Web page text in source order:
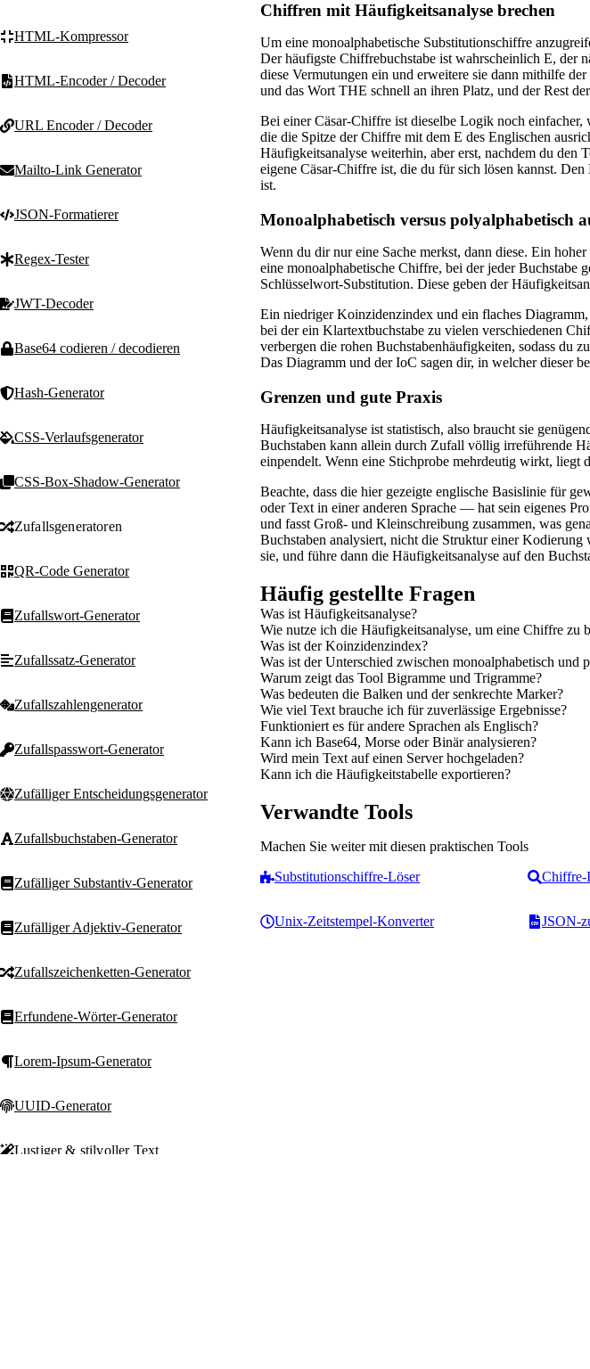
HTML-Kompressor
HTML-Encoder / Decoder
URL Encoder / Decoder
Mailto-Link Generator
JSON-Formatierer
Regex-Tester
JWT-Decoder
Base64 codieren / decodieren
Hash-Generator
CSS-Verlaufsgenerator
CSS-Box-Shadow-Generator
Zufallsgeneratoren
QR-Code Generator
Zufallswort-Generator
Zufallssatz-Generator
Zufallszahlengenerator
Zufallspasswort-Generator
Zufälliger Entscheidungsgenerator
Zufallsbuchstaben-Generator
Zufälliger Substantiv-Generator
Zufälliger Adjektiv-Generator
Zufallszeichenketten-Generator
Erfundene-Wörter-Generator
Lorem-Ipsum-Generator
UUID-Generator
Lustiger & stilvoller Text
Chiffren mit Häufigkeitsanalyse brechen
Um eine monoalphabetische Substitutionschiffre
Der häufigste Chiffrebuchstabe ist wahrscheinlich E, der
diese Vermutungen ein und erweitere sie dann mithilfe
und das Wort THE schnell an ihren Platz, und der Rest
Bei einer Cäsar-Chiffre ist dieselbe Logik noch
die die Spitze der Chiffre mit dem E des Englischen
Häufigkeitsanalyse weiterhin, aber erst, nachdem du den
eigene Cäsar-Chiffre ist, die du für sich lösen kannst.
ist.
Monoalphabetisch versus polyalphabetisch
Wenn du dir nur eine Sache merkst, dann diese. Ein
eine monoalphabetische Chiffre, bei der jeder
Schlüsselwort-Substitution. Diese geben der
Ein niedriger Koinzidenzindex und ein flaches
bei der ein Klartextbuchstabe zu vielen verschiedenen
verbergen die rohen Buchstabenhäufigkeiten, sodass du
Das Diagramm und der IoC sagen dir, in welcher dieser
Grenzen und gute Praxis
Häufigkeitsanalyse ist statistisch, also braucht sie
Buchstaben kann allein durch Zufall völlig irreführende
einpendelt. Wenn eine Stichprobe mehrdeutig wirkt, liegt
Beachte, dass die hier gezeigte englische Basislinie für
oder Text in einer anderen Sprache — hat sein eigenes
und fasst Groß- und Kleinschreibung zusammen, was
Buchstaben analysiert, nicht die Struktur einer
sie, und führe dann die Häufigkeitsanalyse auf den
Häufig gestellte Fragen
Was ist Häufigkeitsanalyse?
Wie nutze ich die Häufigkeitsanalyse, um eine Chiffre zu
Was ist der Koinzidenzindex?
Was ist der Unterschied zwischen monoalphabetisch und
Warum zeigt das Tool Bigramme und Trigramme?
Was bedeuten die Balken und der senkrechte Marker?
Wie viel Text brauche ich für zuverlässige Ergebnisse?
Funktioniert es für andere Sprachen als Englisch?
Kann ich Base64, Morse oder Binär analysieren?
Wird mein Text auf einen Server hochgeladen?
Kann ich die Häufigkeitstabelle exportieren?
Verwandte Tools
Machen Sie weiter mit diesen praktischen Tools
Substitutionschiffre-Löser
Chiffre-
Unix-Zeitstempel-Konverter JSON-